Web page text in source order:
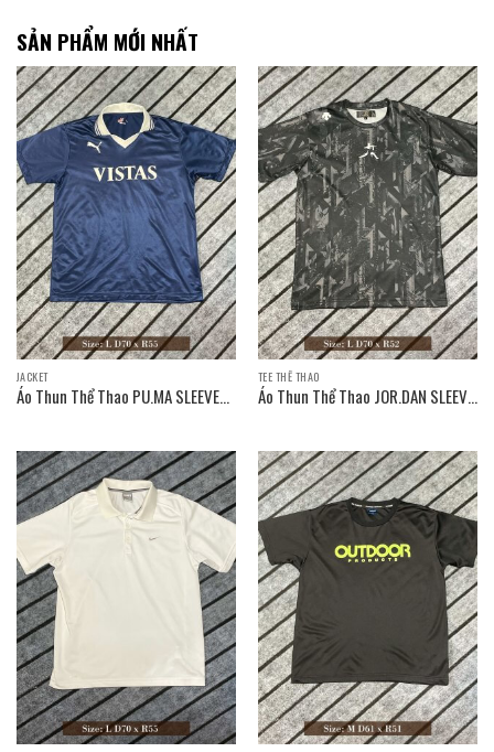
SẢN PHẨM MỚI NHẤT
JACKET
Áo Thun Thể Thao PU.MA SLEEVE
TEE THỂ THAO
Áo Thun Thể Thao JOR.DAN SLEEVE